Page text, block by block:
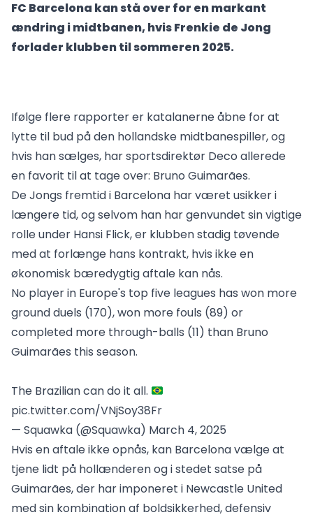
FC Barcelona kan stå over for en markant
ændring i midtbanen, hvis Frenkie de Jong
forlader klubben til sommeren 2025.
Ifølge flere rapporter er katalanerne åbne for at
lytte til bud på den hollandske midtbanespiller, og
hvis han sælges, har sportsdirektør Deco allerede
en favorit til at tage over: Bruno Guimarães.
De Jongs fremtid i Barcelona har været usikker i
længere tid, og selvom han har genvundet sin vigtige
rolle under Hansi Flick, er klubben stadig tøvende
med at forlænge hans kontrakt, hvis ikke en
økonomisk bæredygtig aftale kan nås.
No player in Europe's top five leagues has won more
ground duels (170), won more fouls (89) or
completed more through-balls (11) than Bruno
Guimarães this season.
The Brazilian can do it all.
pic.twitter.com/VNjSoy38Fr
— Squawka (@Squawka) March 4, 2025
Hvis en aftale ikke opnås, kan Barcelona vælge at
tjene lidt på hollænderen og i stedet satse på
Guimarães, der har imponeret i Newcastle United
med sin kombination af boldsikkerhed, defensiv